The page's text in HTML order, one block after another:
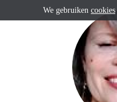
We gebruiken cookies